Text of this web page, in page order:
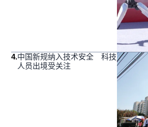
4.中国新规纳入技术安全 科技
人员出境受关注